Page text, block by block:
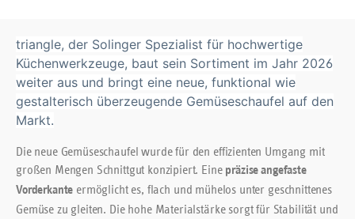
triangle, der Solinger Spezialist für hochwertige
Küchenwerkzeuge, baut sein Sortiment im Jahr 2026
weiter aus und bringt eine neue, funktional wie
gestalterisch überzeugende Gemüseschaufel auf den
Markt.
Die neue Gemüseschaufel wurde für den effizienten Umgang mit
großen Mengen Schnittgut konzipiert. Eine präzise angefaste
Vorderkante ermöglicht es, flach und mühelos unter geschnittenes
Gemüse zu gleiten. Die hohe Materialstärke sorgt für Stabilität und